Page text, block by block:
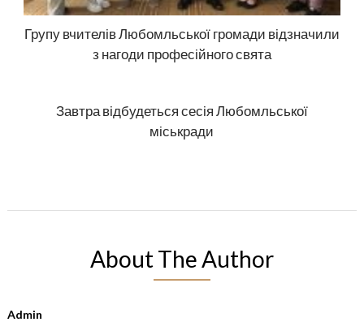
Групу вчителів Любомльської громади відзначили
з нагоди професійного свята
Завтра відбудеться сесія Любомльської
міськради
About The Author
Admin